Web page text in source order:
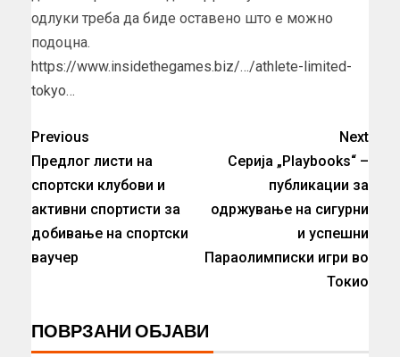
одлуки треба да биде оставено што е можно
подоцна.
https://www.insidethegames.biz/…/athlete-limited-
tokyo…
Previous
Предлог листи на
спортски клубови и
активни спортисти за
добивање на спортски
ваучер
Next
Серија „Playbooks“ –
публикации за
одржување на сигурни
и успешни
Параолимписки игри во
Токио
ПОВРЗАНИ ОБЈАВИ